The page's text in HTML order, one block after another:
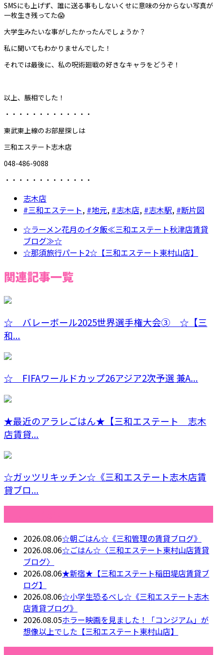
SMSにも上げず、誰に送る事もしないくせに意味の分からない写真が
一枚生き残ってた😱
大学生みたいな事がしたかったんでしょうか？
私に聞いてもわかりませんでした！
それでは最後に、私の呪術廻戦の好きなキャラをどうぞ！
以上、脹相でした！
・・・・・・・・・・・・・
東武東上線のお部屋探しは
三和エステート志木店
048-486-9088
・・・・・・・・・・・・・
志木店
#三和エステート, #地元, #志木店, #志木駅, #断片図
☆ラーメン花月のイタ飯≪三和エステート秋津店賃貸
ブログ≫☆
☆那須旅行パート2☆【三和エステート東村山店】
関連記事一覧
☆ バレーボール2025世界選手権大会③ ☆【三
和...
☆ FIFAワールドカップ26アジア2次予選 兼A...
★最近のアラレごはん★【三和エステート 志木
店賃貸...
☆ガッツリキッチン☆《三和エステート志木店賃
貸ブロ...
2026.08.06☆朝ごはん☆《三和管理の賃貸ブログ》
2026.08.06☆ごはん☆〈三和エステート東村山店賃貸
ブログ〉
2026.08.06★新宿★【三和エステート稲田堤店賃貸ブ
ログ】
2026.08.06☆小学生恐るべし☆《三和エステート志木
店賃貸ブログ》
2026.08.05ホラー映画を見ました！「コンジアム」が
想像以上でした【三和エステート東村山店】